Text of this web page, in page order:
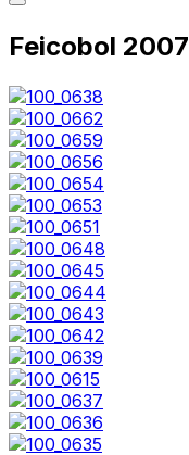
Alternar
barra
la
navegación
Feicobol 2007